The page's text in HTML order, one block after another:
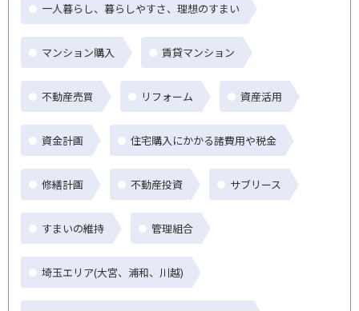
一人暮らし、暮らしやすさ、理想のすまい
マンション購入 賃貸マンション
不動産売買 リフォーム 資産活用
資金計画 住宅購入にかかる諸費用や税金
修繕計画 不動産投資 サブリース
すまいの維持 管理組合
埼玉エリア(大宮、浦和、川越)